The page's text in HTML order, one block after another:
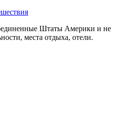
Штаты Америки и не
места отдыха, отели.